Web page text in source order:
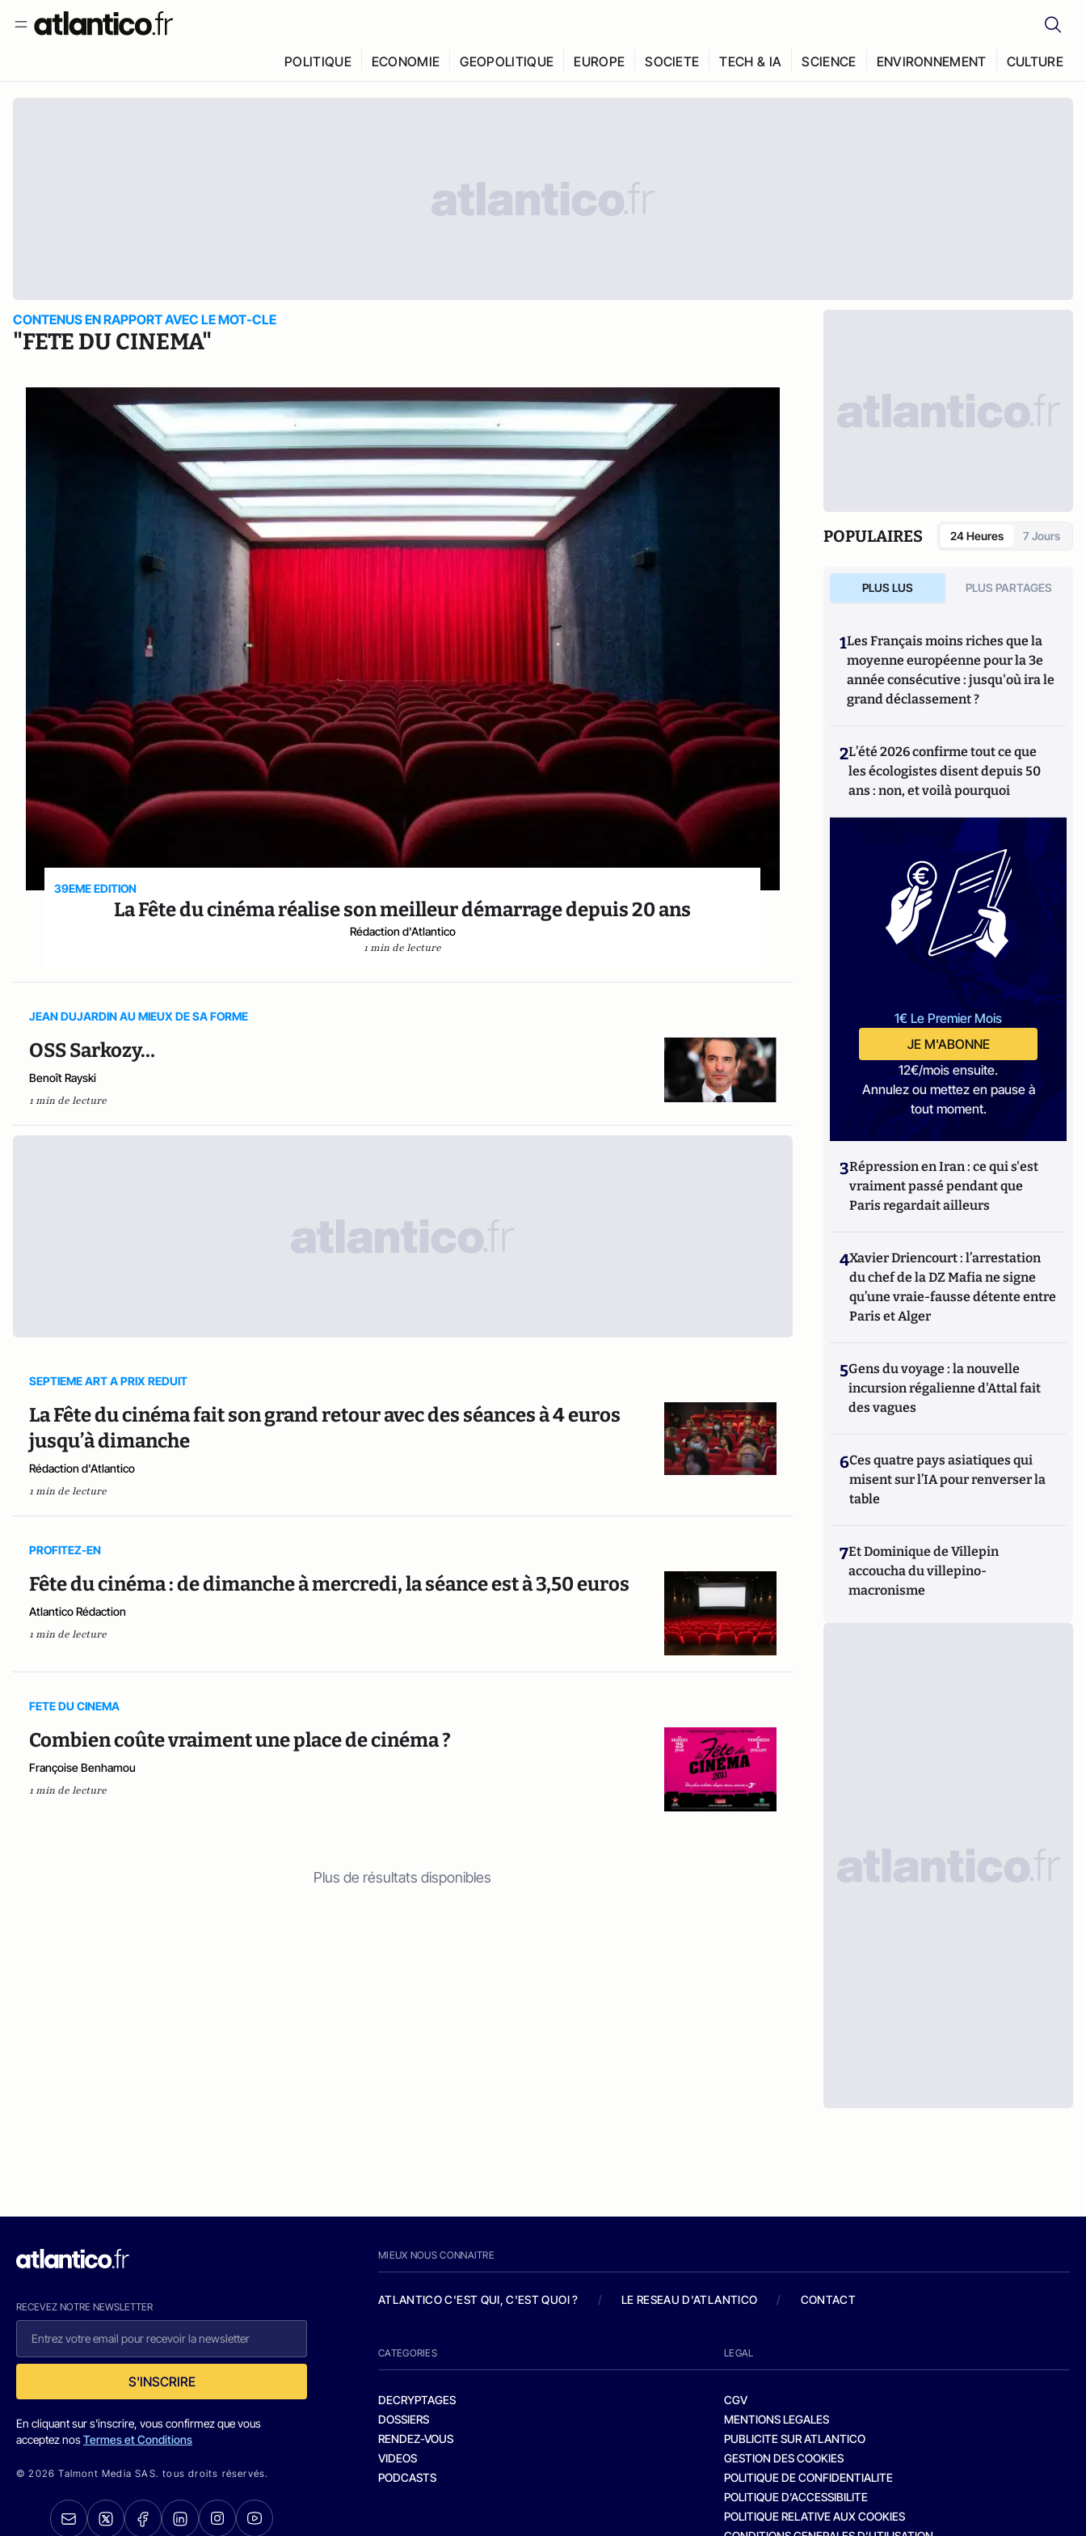
POLITIQUE ECONOMIE GEOPOLITIQUE EUROPE SOCIETE TECH & IA SCIENCE ENVIRONNEMENT CULTURE
CONTENUS EN RAPPORT AVEC LE MOT-CLE
"FETE DU CINEMA"
39EME EDITION
La Fête du cinéma réalise son meilleur démarrage depuis 20 ans
Rédaction d'Atlantico
1 min de lecture
JEAN DUJARDIN AU MIEUX DE SA FORME
OSS Sarkozy…
Benoît Rayski
1 min de lecture
SEPTIEME ART A PRIX REDUIT
La Fête du cinéma fait son grand retour avec des séances à 4 euros
jusqu’à dimanche
Rédaction d'Atlantico
1 min de lecture
PROFITEZ-EN
Fête du cinéma : de dimanche à mercredi, la séance est à 3,50 euros
Atlantico Rédaction
1 min de lecture
FETE DU CINEMA
Combien coûte vraiment une place de cinéma ?
Françoise Benhamou
1 min de lecture
Plus de résultats disponibles
POPULAIRES 24 Heures 7 Jours
PLUS LUS PLUS PARTAGES
1Les Français moins riches que la
moyenne européenne pour la 3e
année consécutive : jusqu'où ira le
grand déclassement ?
2L’été 2026 confirme tout ce que
les écologistes disent depuis 50
ans : non, et voilà pourquoi
1€ Le Premier Mois
JE M'ABONNE
12€/mois ensuite.
Annulez ou mettez en pause à
tout moment.
3Répression en Iran : ce qui s'est
vraiment passé pendant que
Paris regardait ailleurs
4Xavier Driencourt : l’arrestation
du chef de la DZ Mafia ne signe
qu’une vraie-fausse détente entre
Paris et Alger
5Gens du voyage : la nouvelle
incursion régalienne d'Attal fait
des vagues
6Ces quatre pays asiatiques qui
misent sur l’IA pour renverser la
table
7Et Dominique de Villepin
accoucha du villepino-
macronisme
RECEVEZ NOTRE NEWSLETTER
S'INSCRIRE
En cliquant sur s'inscrire, vous confirmez que vous
acceptez nosTermes et Conditions
© 2026 Talmont Media SAS. tous droits réservés.
MIEUX NOUS CONNAITRE
ATLANTICO C'EST QUI, C'EST QUOI ? / LE RESEAU D'ATLANTICO / CONTACT
CATEGORIES
DECRYPTAGES
DOSSIERS
RENDEZ-VOUS
VIDEOS
PODCASTS
LEGAL
CGV
MENTIONS LEGALES
PUBLICITE SUR ATLANTICO
GESTION DES COOKIES
POLITIQUE DE CONFIDENTIALITE
POLITIQUE D’ACCESSIBILITE
POLITIQUE RELATIVE AUX COOKIES